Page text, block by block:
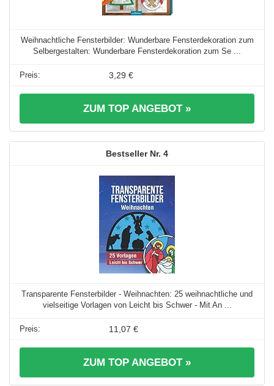
Weihnachtliche Fensterbilder: Wunderbare Fensterdekoration zum
Selbergestalten: Wunderbare Fensterdekoration zum Se ...
3,29 €
ZUM TOP ANGEBOT »
4
Transparente Fensterbilder - Weihnachten: 25 weihnachtliche und
vielseitige Vorlagen von Leicht bis Schwer - Mit An ...
11,07 €
ZUM TOP ANGEBOT »